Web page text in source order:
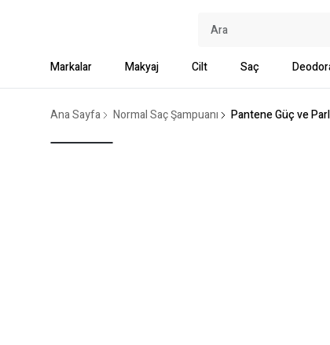
Markalar Makyaj Cilt Saç
Ana Sayfa Normal Saç Şampuanı Pantene Güç ve